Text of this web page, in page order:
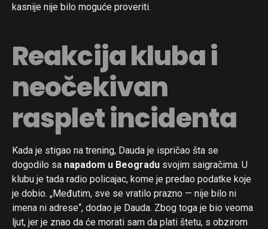
kasnije nije bilo moguće proveriti.
Reakcija kluba i
neočekivan
rasplet incidenta
Kada je stigao na trening, Dauda je ispričao šta se
dogodilo sa napadom u Beogradu svojim saigračima. U
klubu je tada radio policajac, kome je predao podatke koje
je dobio. „Međutim, sve se vratilo prazno — nije bilo ni
imena ni adrese“, dodao je Dauda. Zbog toga je bio veoma
ljut, jer je znao da će morati sam da plati štetu, s obzirom